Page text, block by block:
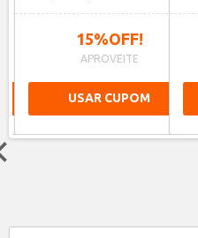
15%OFF!
APROVEITE
USAR CUPOM